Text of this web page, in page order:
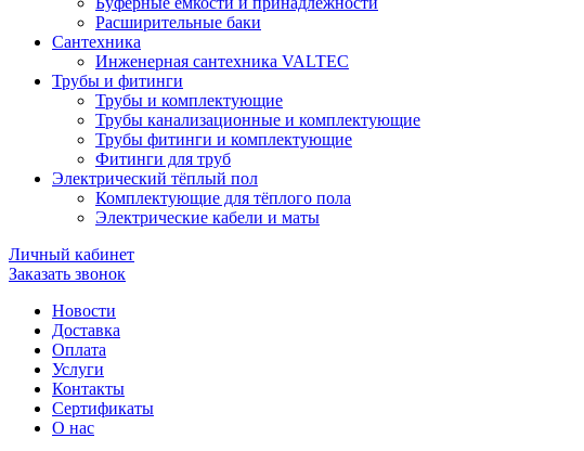
Расширительные баки
Сантехника
Инженерная сантехника VALTEC
Трубы и фитинги
Трубы и комплектующие
Трубы канализационные и комплектующие
Трубы фитинги и комплектующие
Фитинги для труб
Электрический тёплый пол
Комплектующие для тёплого пола
Электрические кабели и маты
Личный кабинет
Заказать звонок
Новости
Доставка
Оплата
Услуги
Контакты
Cертификаты
О нас